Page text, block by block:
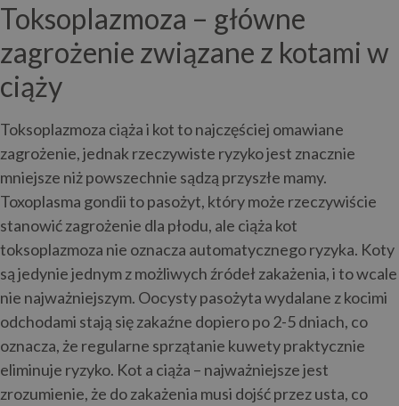
Toksoplazmoza – główne
zagrożenie związane z kotami w
ciąży
Toksoplazmoza ciąża i kot to najczęściej omawiane
zagrożenie, jednak rzeczywiste ryzyko jest znacznie
mniejsze niż powszechnie sądzą przyszłe mamy.
Toxoplasma gondii to pasożyt, który może rzeczywiście
stanowić zagrożenie dla płodu, ale ciąża kot
toksoplazmoza nie oznacza automatycznego ryzyka. Koty
są jedynie jednym z możliwych źródeł zakażenia, i to wcale
nie najważniejszym. Oocysty pasożyta wydalane z kocimi
odchodami stają się zakaźne dopiero po 2-5 dniach, co
oznacza, że regularne sprzątanie kuwety praktycznie
eliminuje ryzyko. Kot a ciąża – najważniejsze jest
zrozumienie, że do zakażenia musi dojść przez usta, co